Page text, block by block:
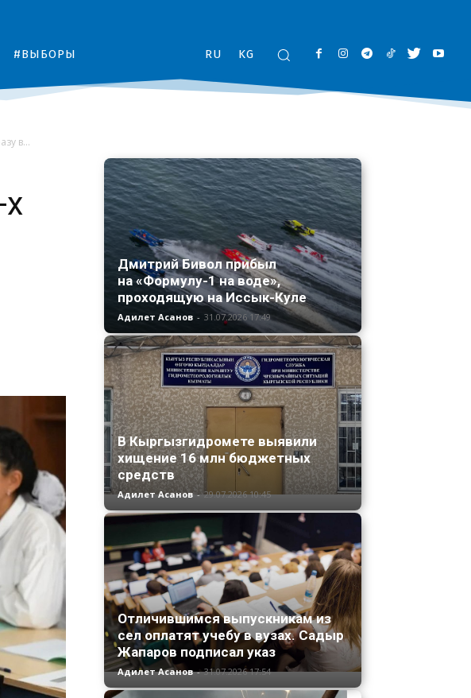
#ВЫБОРЫ RU KG
в...
Дмитрий Бивол прибыл
на «Формулу-1 на воде»,
проходящую на Иссык-Куле
Адилет Асанов - 31.07.2026 17:49
В Кыргызгидромете выявили
хищение 16 млн бюджетных
средств
Адилет Асанов - 29.07.2026 10:45
Отличившимся выпускникам из
сел оплатят учебу в вузах. Садыр
Жапаров подписал указ
Адилет Асанов - 31.07.2026 17:54